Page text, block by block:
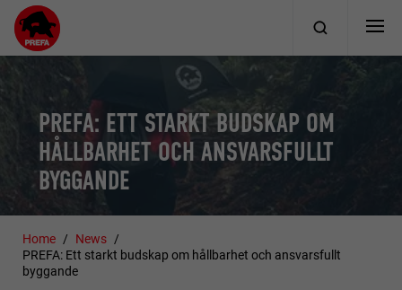
PREFA: ETT STARKT BUDSKAP OM
HÅLLBARHET OCH ANSVARSFULLT
BYGGANDE
Home
News
PREFA: Ett starkt budskap om hållbarhet och ansvarsfullt
byggande